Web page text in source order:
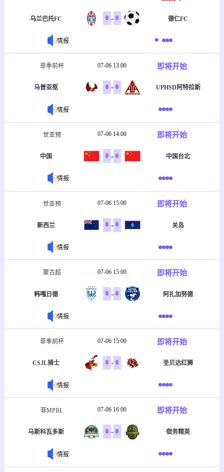
乌兰巴托FC 0 - 0 德仁FC
情报
菲季前杯 07-06 13:00 即将开始
马普亚枢 0 - 0 UPHSD阿特拉斯
情报
世亚预 07-06 14:00 即将开始
中国 0 - 0 中国台北
情报
世亚预 07-06 15:00 即将开始
新西兰 0 - 0 关岛
情报
蒙古超 07-06 15:00 即将开始
韩嘎日德 0 - 0 阿扎加努德
情报
菲季前杯 07-06 15:00 即将开始
CSJL骑士 0 - 0 圣贝达红狮
情报
菲MPBL 07-06 16:00 即将开始
马斯科瓦多斯 0 - 0 宿务精英
情报